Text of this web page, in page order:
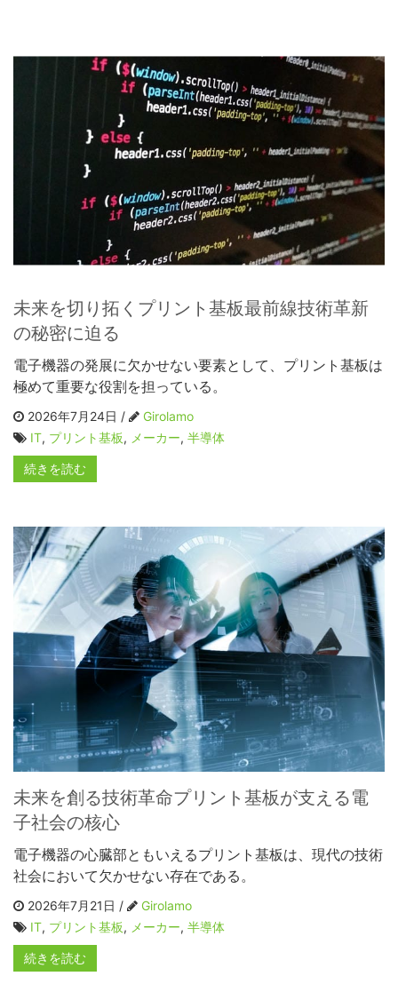
未来を切り拓くプリント基板最前線技術革新
の秘密に迫る
電子機器の発展に欠かせない要素として、プリント基板は
極めて重要な役割を担っている。
2026年7月24日 /
Girolamo
IT, プリント基板, メーカー, 半導体
続きを読む
未来を創る技術革命プリント基板が支える電
子社会の核心
電子機器の心臓部ともいえるプリント基板は、現代の技術
社会において欠かせない存在である。
2026年7月21日 /
Girolamo
IT, プリント基板, メーカー, 半導体
続きを読む